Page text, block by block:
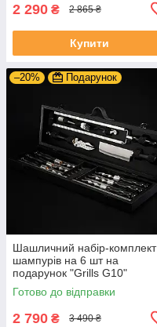
2 290 ₴ 2 865 ₴
Купити
–20% Подарунок
Шашличний набір-комплект
шампурів на 6 шт на
подарунок "Grills G10"
Чорний | 17 предметів +
Гравіювання на замовлення
Готово до відправки
2 790 ₴ 3 490 ₴